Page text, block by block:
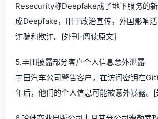
Resecurity称Deepfake成了地下服务的
成Deepfake，用于政治宣传，外国影响活
诈骗和欺诈。[外刊-阅读原文]
5.丰田披露部分客户个人信息意外泄露
丰田汽车公司警告客户，在访问密钥在
年后，他们的个人信息可能被意外暴露。